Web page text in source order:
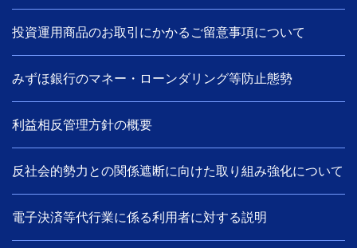
投資運用商品のお取引にかかるご留意事項について
みずほ銀行のマネー・ローンダリング等防止態勢
利益相反管理方針の概要
反社会的勢力との関係遮断に向けた取り組み強化について
電子決済等代行業に係る利用者に対する説明